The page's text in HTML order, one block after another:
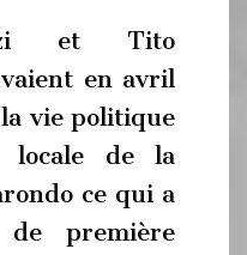
et Tito
en avril
vie politique
locale de la
ce qui a
première